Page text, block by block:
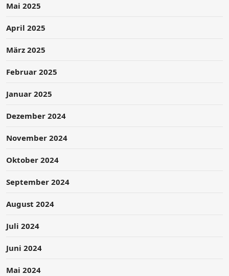
Mai 2025
April 2025
März 2025
Februar 2025
Januar 2025
Dezember 2024
November 2024
Oktober 2024
September 2024
August 2024
Juli 2024
Juni 2024
Mai 2024